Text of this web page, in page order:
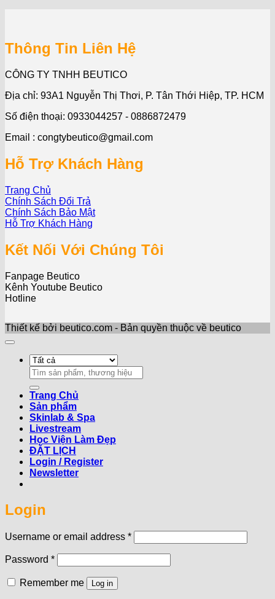
Thông Tin Liên Hệ
CÔNG TY TNHH BEUTICO
Địa chỉ: 93A1 Nguyễn Thị Thơi, P. Tân Thới Hiệp, TP. HCM
Số điện thoại: 0933044257 - 0886872479
Email : congtybeutico@gmail.com
Hỗ Trợ Khách Hàng
Trang Chủ
Chính Sách Đổi Trả
Chính Sách Bảo Mật
Hỗ Trợ Khách Hàng
Kết Nối Với Chúng Tôi
Fanpage Beutico
Kênh Youtube Beutico
Hotline
Thiết kế bởi beutico.com - Bản quyền thuộc về beutico
Search
for:
Trang Chủ
Sản phẩm
Skinlab & Spa
Livestream
Học Viện Làm Đẹp
ĐẶT LỊCH
Login / Register
Newsletter
Login
Username or email address *Required
Password *Required
Remember me Log in